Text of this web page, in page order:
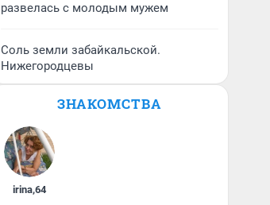
развелась с молодым мужем
Соль земли забайкальской.
Нижегородцевы
ЗНАКОМСТВА
irina,64